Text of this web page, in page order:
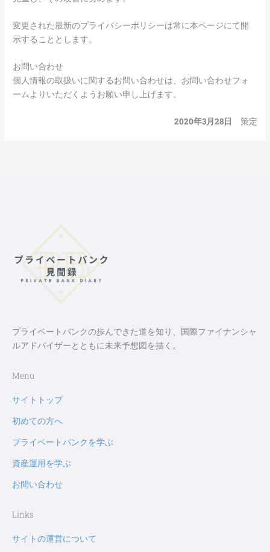
変更された最新のプライバシーポリシーは常に本ページにて開
示することとします。
お問い合わせ
個人情報の取扱いに関するお問い合わせは、お問い合わせフォ
ームよりいただくようお願い申し上げます。
2020年3月28日 策定
プライベートバンクの歩んできた道を知り、国際ファイナンシャ
ルアドバイザーとともに未来予想図を描く。
Menu
サイトトップ
初めての方へ
プライベートバンクを学ぶ
資産運用を学ぶ
お問い合わせ
Links
サイトの運営について